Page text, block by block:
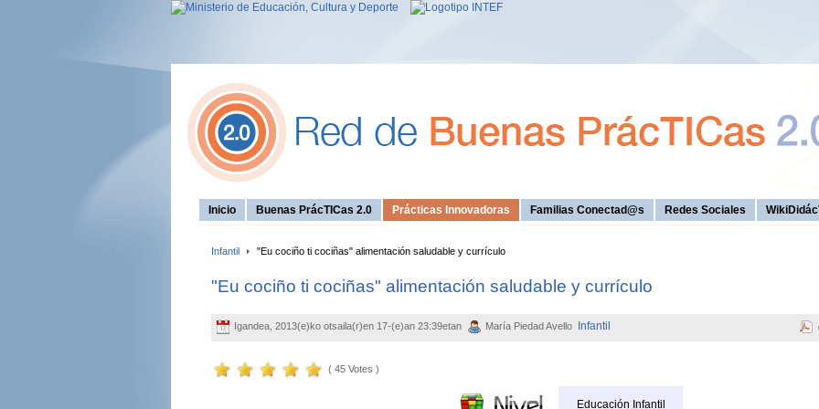
Inicio Buenas PrácTICas 2.0 Prácticas Innovadoras Familias Conectad@s Redes Sociales
Infantil "Eu cociño ti cociñas" alimentación saludable y currículo
"Eu cociño ti cociñas" alimentación saludable y currículo
Igandea, 2013(e)ko otsaila(r)en 17-(e)an 23:39etan María Piedad Avello Infantil
( 45 Votes )
Educación Infantil